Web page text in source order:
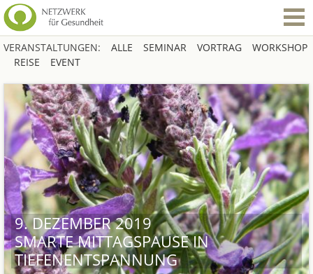
VERANSTALTUNGEN: ALLE SEMINAR VORTRAG
WORKSHOP
REISE
EVENT
9. DEZEMBER 2019
SMARTE MITTAGSPAUSE IN
TIEFENENTSPANNUNG